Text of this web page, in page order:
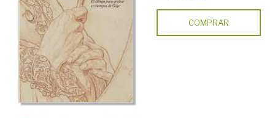
COMPRAR